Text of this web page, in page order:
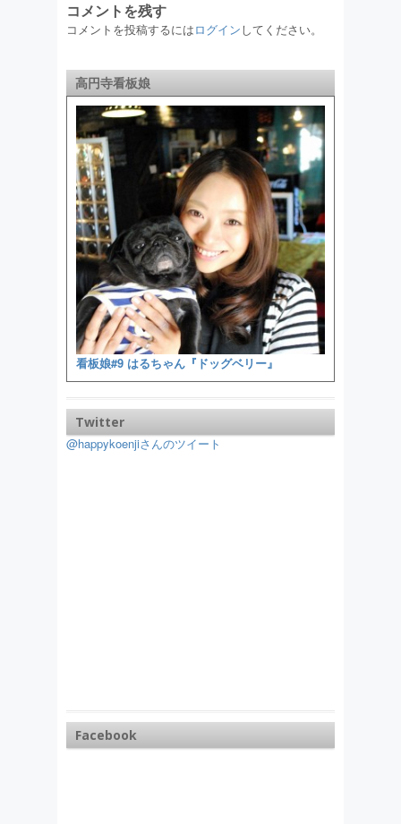
コメントを残す
コメントを投稿するにはログインしてください。
高円寺看板娘
看板娘#9 はるちゃん『ドッグベリー』
Twitter
@happykoenjiさんのツイート
Facebook